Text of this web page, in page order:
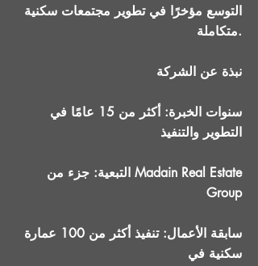
التوسع مؤخرًا في تطوير مجتمعات سكنية
متكاملة.
نبذة عن الشركة
سنوات الخبرة: أكثر من 15 عامًا في
التطوير والتنفيذ
التبعية: جزء من Madain Real Estate
Group
سابقة الأعمال: تنفيذ أكثر من 100 عمارة
سكنية في